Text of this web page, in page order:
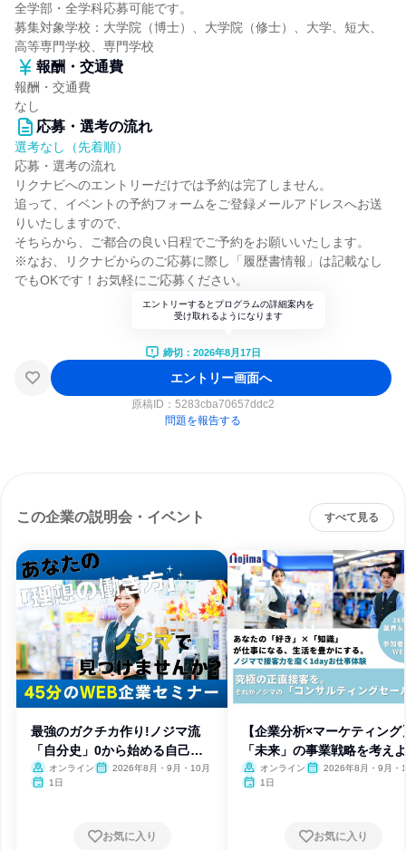
全学部・全学科応募可能です。
募集対象学校：大学院（博士）、大学院（修士）、大学、短大、
高等専門学校、専門学校
報酬・交通費
報酬・交通費
なし
応募・選考の流れ
選考なし（先着順）
応募・選考の流れ
リクナビへのエントリーだけでは予約は完了しません。
追って、イベントの予約フォームをご登録メールアドレスへお送
りいたしますので、
そちらから、ご都合の良い日程でご予約をお願いいたします。
※なお、リクナビからのご応募に際し「履歴書情報」は記載なし
でもOKです！お気軽にご応募ください。
エントリーするとプログラムの詳細案内を
受け取れるようになります
締切：2026年8月17日
エントリー画面へ
原稿ID： 5283cba70657ddc2
問題を報告する
この企業の説明会・イベント すべて見る
最強のガクチカ作り!ノジマ流
「自分史」0から始める自己分
析
オンライン
2026年8月・9月・10月
1日
お気に入り
【企業分析×マーケティング
「未来」の事業戦略を考え
オンライン
2026年8月・9月・
1日
お気に入り